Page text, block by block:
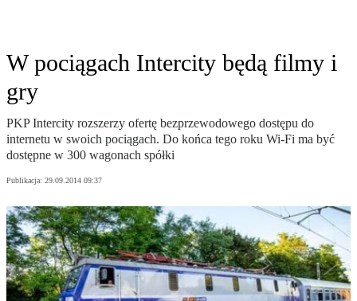
W pociągach Intercity będą filmy i
gry
PKP Intercity rozszerzy ofertę bezprzewodowego dostępu do
internetu w swoich pociągach. Do końca tego roku Wi-Fi ma być
dostępne w 300 wagonach spółki
Publikacja: 29.09.2014 09:37